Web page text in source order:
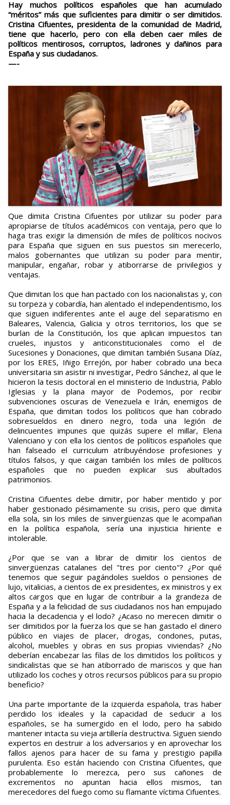
Hay muchos políticos españoles que han acumulado
“méritos” más que suficientes para dimitir o ser dimitidos.
Cristina Cifuentes, presidenta de la comunidad de Madrid,
tiene que hacerlo, pero con ella deben caer miles de
políticos mentirosos, corruptos, ladrones y dañinos para
España y sus ciudadanos.
—-
Que dimita Cristina Cifuentes por utilizar su poder para
apropiarse de títulos académicos con ventaja, pero que lo
haga tras exigir la dimensión de miles de políticos nocivos
para España que siguen en sus puestos sin merecerlo,
malos gobernantes que utilizan su poder para mentir,
manipular, engañar, robar y atiborrarse de privilegios y
ventajas.
Que dimitan los que han pactado con los nacionalistas y, con
su torpeza y cobardía, han alentado el independentismo, los
que siguen indiferentes ante el auge del separatismo en
Baleares, Valencia, Galicia y otros territorios, los que se
burlan de la Constitución, los que aplican impuestos tan
crueles, injustos y anticonstitucionales como el de
Sucesiones y Donaciones, que dimitan también Susana Díaz,
por los ERES, Iñigo Errejón, por haber cobrado una beca
universitaria sin asistir ni investigar, Pedro Sánchez, al que le
hicieron la tesis doctoral en el ministerio de Industria, Pablo
Iglesias y la plana mayor de Podemos, por recibir
subvenciones oscuras de Venezuela e Irán, enemigos de
España, que dimitan todos los políticos que han cobrado
sobresueldos en dinero negro, toda una legión de
delincuentes impunes que quizás supere el millar, Elena
Valenciano y con ella los cientos de políticos españoles que
han falseado el curriculum atribuyéndose profesiones y
títulos falsos, y que caigan también los miles de políticos
españoles que no pueden explicar sus abultados
patrimonios.
Cristina Cifuentes debe dimitir, por haber mentido y por
haber gestionado pésimamente su crisis, pero que dimita
ella sola, sin los miles de sinvergüenzas que le acompañan
en la política española, sería una injusticia hiriente e
intolerable.
¿Por que se van a librar de dimitir los cientos de
sinvergüenzas catalanes del "tres por ciento"? ¿Por qué
tenemos que seguir pagándoles sueldos o pensiones de
lujo, vitalicias, a cientos de ex presidentes, ex ministros y ex
altos cargos que en lugar de contribuir a la grandeza de
España y a la felicidad de sus ciudadanos nos han empujado
hacia la decadencia y el lodo? ¿Acaso no merecen dimitir o
ser dimitidos por la fuerza los que se han gastado el dinero
público en viajes de placer, drogas, condones, putas,
alcohol, muebles y obras en sus propias viviendas? ¿No
deberían encabezar las filas de los dimitidos los políticos y
sindicalistas que se han atiborrado de mariscos y que han
utilizado los coches y otros recursos públicos para su propio
beneficio?
Una parte importante de la izquierda española, tras haber
perdido los ideales y la capacidad de seducir a los
españoles, se ha sumergido en el lodo, pero ha sabido
mantener intacta su vieja artillería destructiva. Siguen siendo
expertos en destruir a los adversarios y en aprovechar los
fallos ajenos para hacer de su fama y prestigio papilla
purulenta. Eso están haciendo con Cristina Cifuentes, que
probablemente lo merezca, pero sus cañones de
excrementos no apuntan hacia ellos mismos, tan
merecedores del fuego como su flamante víctima Cifuentes.